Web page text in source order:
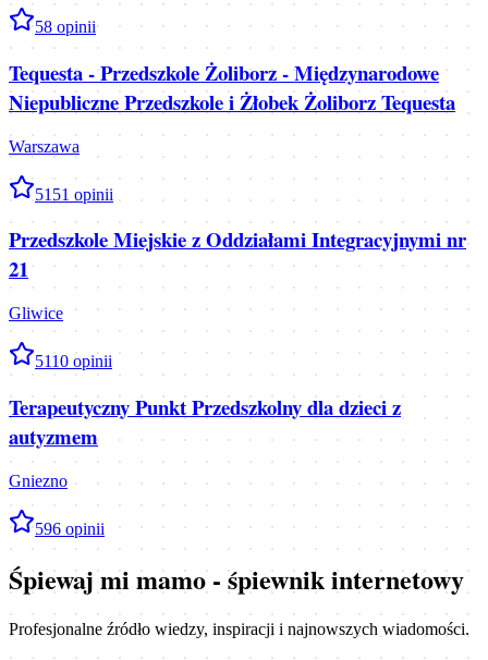
58opinii
Tequesta - Przedszkole Żoliborz - Międzynarodowe
Niepubliczne Przedszkole i Żłobek Żoliborz Tequesta
Warszawa
5151 opinii
Przedszkole Miejskie z Oddziałami Integracyjnymi nr
21
Gliwice
5110 opinii
Terapeutyczny Punkt Przedszkolny dla dzieci z
autyzmem
Gniezno
596 opinii
Śpiewaj mi mamo - śpiewnik internetowy
Profesjonalne źródło wiedzy, inspiracji i najnowszych wiadomości.